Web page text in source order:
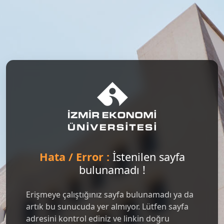
Hata / Error : İstenilen sayfa
bulunamadı !
Erişmeye çalıştığınız sayfa bulunamadı ya da
artık bu sunucuda yer almıyor. Lütfen sayfa
adresini kontrol ediniz ve linkin doğru